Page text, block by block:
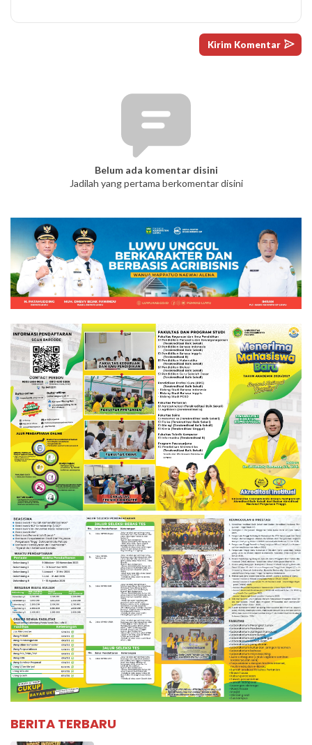
Belum ada komentar disini
Jadilah yang pertama berkomentar disini
BERITA TERBARU